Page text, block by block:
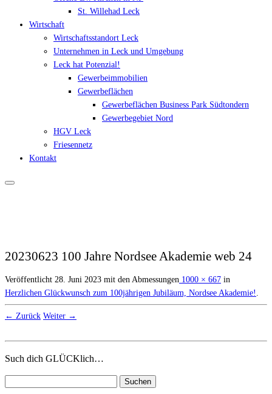
St. Willehad Leck
Wirtschaft
Wirtschaftsstandort Leck
Unternehmen in Leck und Umgebung
Leck hat Potenzial!
Gewerbeimmobilien
Gewerbeflächen
Gewerbeflächen Business Park Südtondern
Gewerbegebiet Nord
HGV Leck
Friesennetz
Kontakt
20230623 100 Jahre Nordsee Akademie web 24
Veröffentlicht 28. Juni 2023 mit den Abmessungen 1000 × 667 in
Herzlichen Glückwunsch zum 100jährigen Jubiläum, Nordsee Akademie! .
← Zurück Weiter →
Such dich GLÜCKlich…